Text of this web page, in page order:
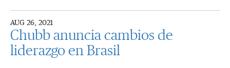
AUG 26, 2021
Chubb anuncia cambios de
liderazgo en Brasil